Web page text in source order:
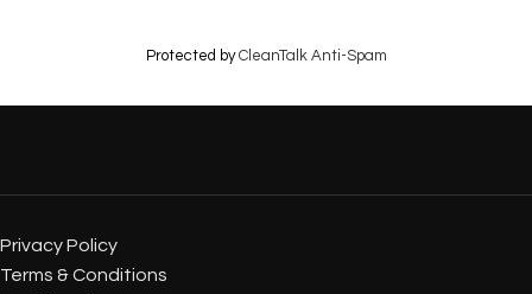
Protected byCleanTalk Anti-Spam
Privacy Policy
Terms & Conditions